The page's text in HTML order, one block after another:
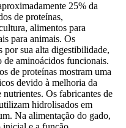
25% da
​​de proteínas,
alimentos para
para animais. Os
por sua alta digestibilidade,
de aminoácidos funcionais.
​​de proteínas mostram uma
devido à melhoria da
nutrientes. Os fabricantes de
hidrolisados ​​em
Na alimentação do gado,